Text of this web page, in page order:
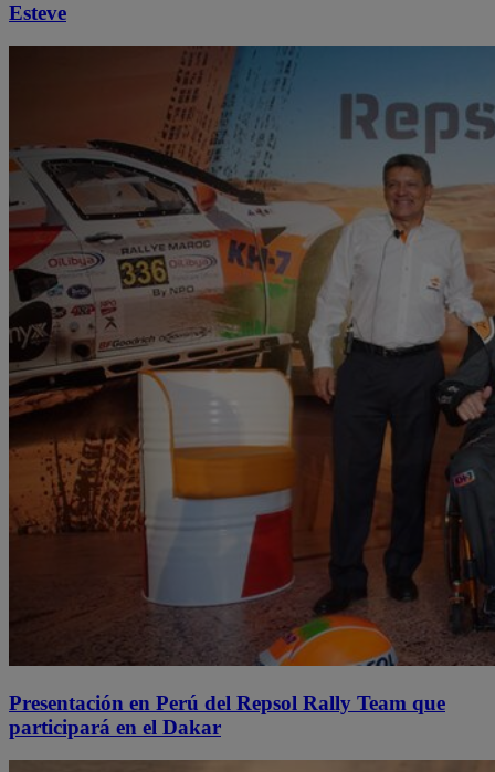
Esteve
Presentación en Perú del Repsol Rally Team que
participará en el Dakar